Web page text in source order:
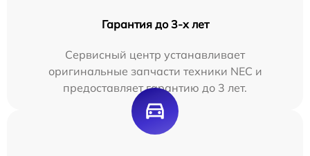
Гарантия до 3-х лет
Сервисный центр устанавливает
оригинальные запчасти техники NEC и
предоставляет гарантию до 3 лет.